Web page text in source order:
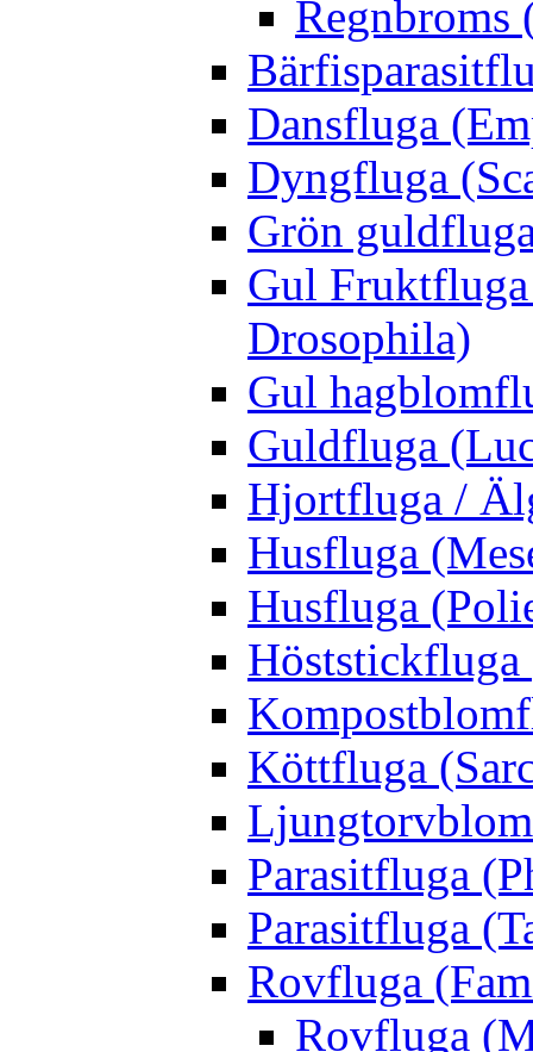
Regnbroms
Dansfluga
Dyngfluga
Grön
Gul
Drosophila)
Gul
Guldfluga
Hjortfluga /
Husfluga
Husfluga
Höststickfluga
Köttfluga
Parasitfluga
Parasitfluga
Rovfluga
Rovfluga